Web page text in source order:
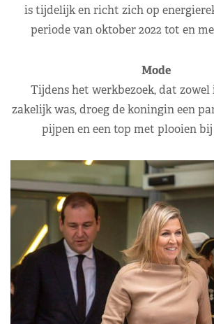
is tijdelijk en richt zich op
periode van oktober 2022 tot en
Mode
Tijdens het werkbezoek, dat
zakelijk was, droeg de koningin een
pijpen en een top met plooien